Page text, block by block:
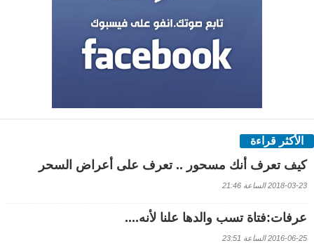
الأكثر قراءة
كيف تعرف أنك مسحور .. تعرف على أعراض السحر
2018-03-23 الساعة 21:46
عرفات:فتاة تسب والدها علنا لأنه....
2016-06-25 الساعة 23:51